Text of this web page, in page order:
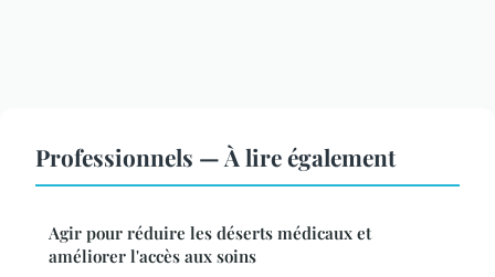
Professionnels — À lire également
Agir pour réduire les déserts médicaux et
améliorer l'accès aux soins